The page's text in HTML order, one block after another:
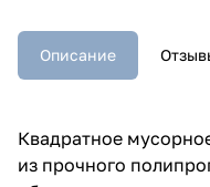
Описание
Квадратное
из прочного